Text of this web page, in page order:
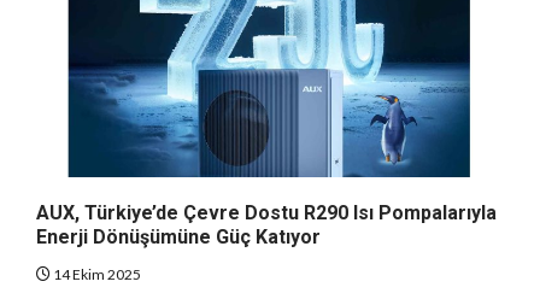
AUX, Türkiye’de Çevre Dostu R290 Isı Pompalarıyla
Enerji Dönüşümüne Güç Katıyor
14 Ekim 2025